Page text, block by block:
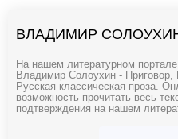
ВЛАДИМИР
На нашем литературном
Владимир Солоухин -
Русская классическая проза.
возможность прочитать весь
подтверждения на нашем